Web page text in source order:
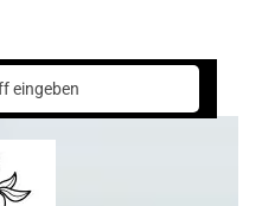
Elfbar ELFLIQ Blackberry Ice NicSalt Liquid 10ml / 10mg